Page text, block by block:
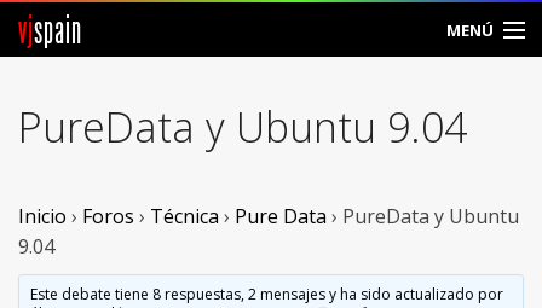
vjspain MENÚ
Foros
Vjspain
PureData y Ubuntu 9.04
Inicio › Foros › Técnica › Pure Data › PureData y Ubuntu
9.04
Este debate tiene 8 respuestas, 2 mensajes y ha sido actualizado por